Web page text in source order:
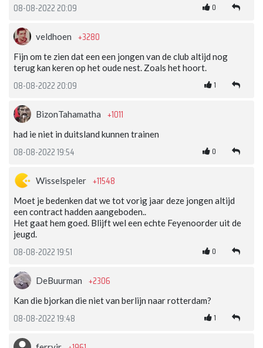
08-08-2022 20:09 0
veldhoen +3280
Fijn om te zien dat een een jongen van de club altijd nog
terug kan keren op het oude nest. Zoals het hoort.
08-08-2022 20:09 1
BizonTahamatha +1011
had ie niet in duitsland kunnen trainen
08-08-2022 19:54 0
Wisselspeler +11548
Moet je bedenken dat we tot vorig jaar deze jongen altijd
een contract hadden aangeboden..
Het gaat hem goed. Blijft wel een echte Feyenoorder uit de
jeugd.
08-08-2022 19:51 0
DeBuurman +2306
Kan die bjorkan die niet van berlijn naar rotterdam?
08-08-2022 19:48 1